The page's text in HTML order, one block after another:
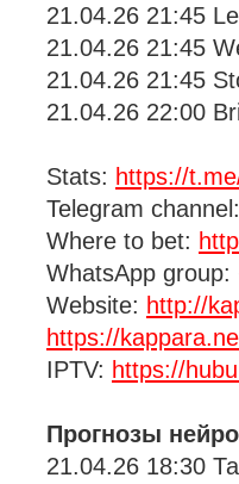
21.04.26 21:45
21.04.26 21:45
21.04.26 21:45
21.04.26 22:00
Stats: https://
Telegram
Where to bet:
WhatsApp group:
Website: http://
https://
IPTV: https://
Прогнозы
21.04.26 18:30